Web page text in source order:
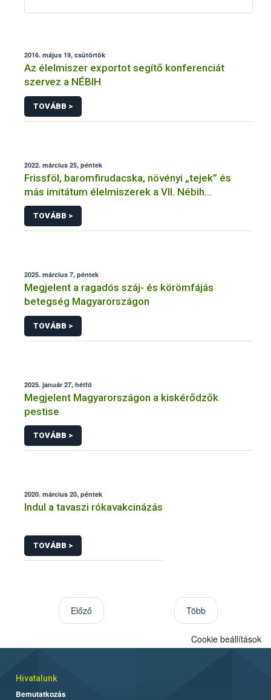
2016. május 19, csütörtök
Az élelmiszer exportot segítő konferenciát
szervez a NÉBIH
TOVÁBB >
2022. március 25, péntek
Frissföl, baromfirudacska, növényi „tejek” és
más imitátum élelmiszerek a VII. Nébih
Kerekasztalon
TOVÁBB >
2025. március 7, péntek
Megjelent a ragadós száj- és körömfájás
betegség Magyarországon
TOVÁBB >
2025. január 27, hétfő
Megjelent Magyarországon a kiskérődzők
pestise
TOVÁBB >
2020. március 20, péntek
Indul a tavaszi rókavakcinázás
TOVÁBB >
Előző Több
Cookie beállítások
Hivatalunk
Bemutatkozás